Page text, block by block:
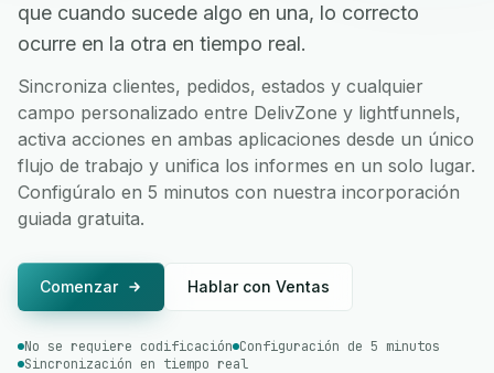
que cuando sucede algo en una, lo correcto
ocurre en la otra en tiempo real.
Sincroniza clientes, pedidos, estados y cualquier
campo personalizado entre DelivZone y lightfunnels,
activa acciones en ambas aplicaciones desde un único
flujo de trabajo y unifica los informes en un solo lugar.
Configúralo en 5 minutos con nuestra incorporación
guiada gratuita.
Comenzar Hablar con Ventas
No se requiere codificación Configuración de 5 minutos
Sincronización en tiempo real